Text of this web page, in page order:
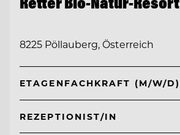
8225 Pöllauberg, Österreich
ETAGENFACHKRAFT (M/W/D)
REZEPTIONIST/IN